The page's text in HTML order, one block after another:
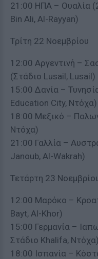
21:00 ΗΠΑ – Ουαλία
Bin Ali, Al-Rayyan)
Τρίτη 22 Νοεμβρίου
12:00 Αργεντινή –
(Στάδιο Lusail, Lusail)
15:00 Δανία –
Education City, Ντόχα)
18:00 Μεξικό –
Ντόχα)
21:00 Γαλλία –
Janoub, Al-Wakrah)
Τετάρτη 23
12:00 Μαρόκο –
Bayt, Al-Khor)
15:00 Γερμανία –
Στάδιο Khalifa, Ντόχα)
18:00 Ισπανία –